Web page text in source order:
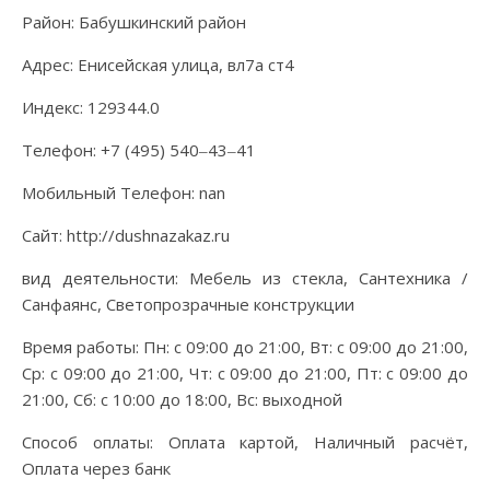
Район: Бабушкинский район
Адрес: Енисейская улица, вл7а ст4
Индекс: 129344.0
Телефон: +7 (495) 540‒43‒41
Мобильный Телефон: nan
Сайт: http://dushnazakaz.ru
вид деятельности: Мебель из стекла, Сантехника /
Санфаянс, Светопрозрачные конструкции
Время работы: Пн: с 09:00 до 21:00, Вт: с 09:00 до 21:00,
Ср: с 09:00 до 21:00, Чт: с 09:00 до 21:00, Пт: с 09:00 до
21:00, Сб: с 10:00 до 18:00, Вс: выходной
Способ оплаты: Оплата картой, Наличный расчёт,
Оплата через банк